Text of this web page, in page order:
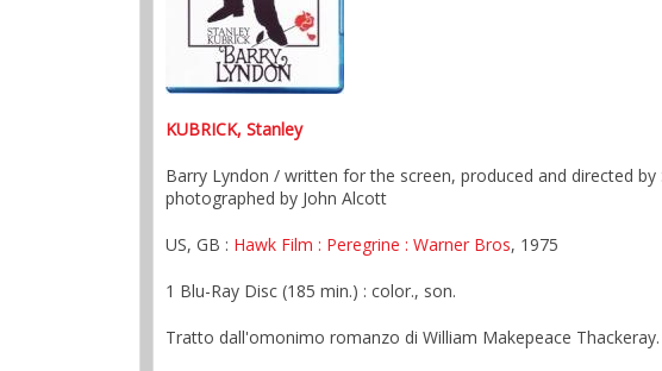
KUBRICK, Stanley
Barry Lyndon / written for the screen, produced and directed
photographed by John Alcott
US, GB : Hawk Film : Peregrine : Warner Bros, 1975
1 Blu-Ray Disc (185 min.) : color., son.
Tratto dall'omonimo romanzo di William Makepeace